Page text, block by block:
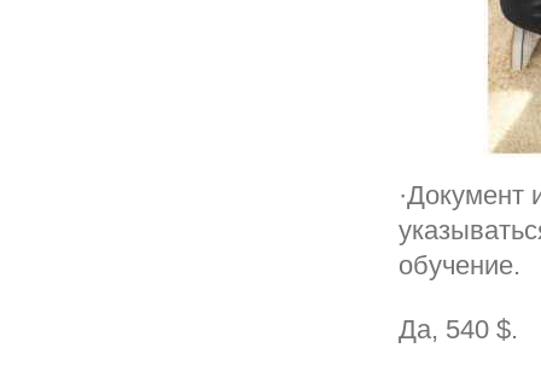
·Документ
обучение.
Да, 540 $.